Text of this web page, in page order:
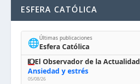
ESFERA CATÓLICA
🌐Últimas publicaciones
Esfera Católica
El Observador de la Actualidad
Ansiedad y estrés
05/08/26